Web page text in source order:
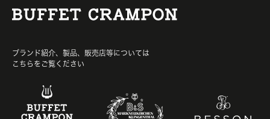
ブランド紹介、製品、販売店等については
こちらをご覧ください